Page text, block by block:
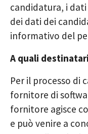
candidatura, i
dei dati dei
informativo del
A quali
Per il processo di
fornitore di
fornitore agisce
e può venire a